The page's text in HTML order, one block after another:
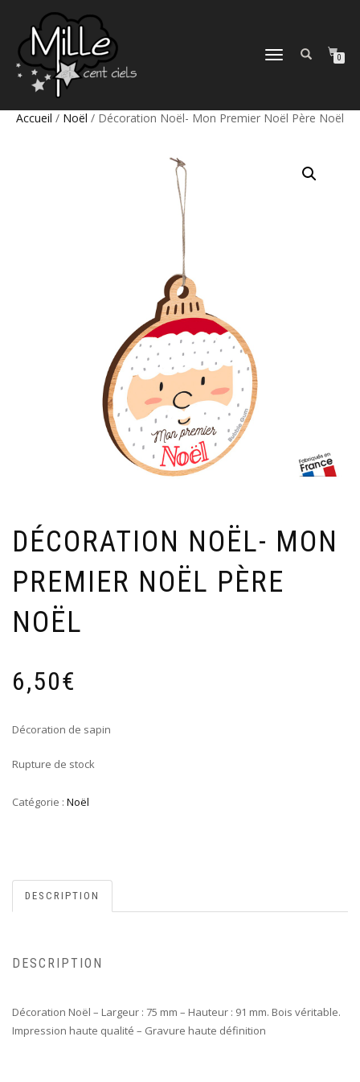
DÉPLIER
0
Accueil / Noël / Décoration Noël- Mon Premier Noël Père Noël
DÉCORATION NOËL- MON
PREMIER NOËL PÈRE
NOËL
6,50€
Décoration de sapin
Rupture de stock
Catégorie : Noël
DESCRIPTION
DESCRIPTION
Décoration Noël – Largeur : 75 mm – Hauteur : 91 mm. Bois véritable.
Impression haute qualité – Gravure haute définition